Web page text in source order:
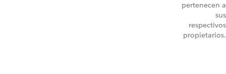
pertenecen a
sus
respectivos
propietarios.